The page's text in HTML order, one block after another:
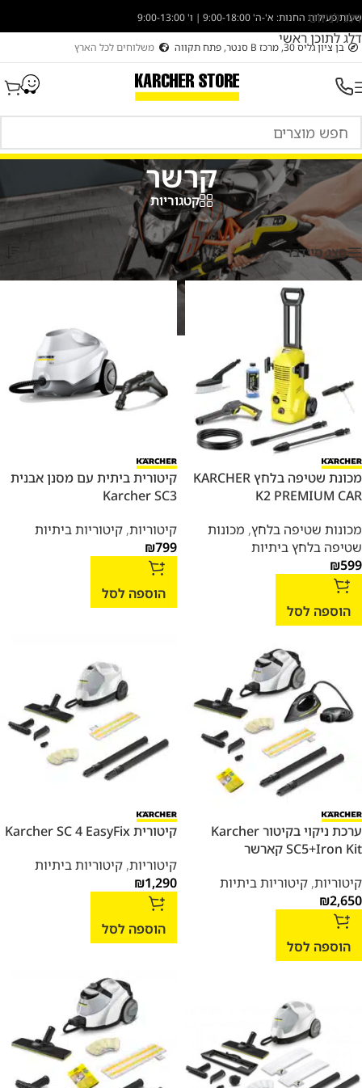
דלג לניווט
דלג לתוכן ראשי
שעות פעילות החנות: א'-ה' 9:00-18:00 | ו' 9:00-13:00
בן ציון גליס 30, מרכז B סנטר, פתח תקווה משלוחים לכל הארץ
קרשר
קטגוריות
עמוד הבית/מוצרים המתויגים “קרשר”
מציגים את כל ⁦6⁩ התוצאות
הצג סיידבר
מכונת שטיפה בלחץ KARCHER
K2 PREMIUM CAR
מכונות שטיפה בלחץ, מכונות
שטיפה בלחץ ביתיות
₪599
הוספה לסל
קיטורית ביתית עם מסנן אבנית
Karcher SC3
קיטוריות, קיטוריות ביתיות
₪799
הוספה לסל
ערכת ניקוי בקיטור Karcher
SC5+Iron Kit קארשר
קיטוריות, קיטוריות ביתיות
₪2,650
הוספה לסל
קיטורית Karcher SC 4 EasyFix
קיטוריות, קיטוריות ביתיות
₪1,290
הוספה לסל